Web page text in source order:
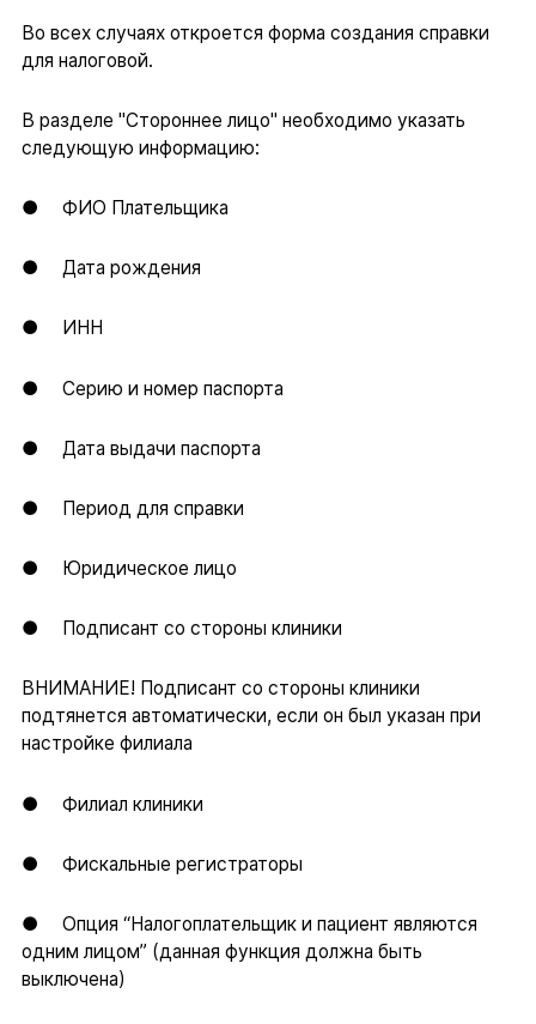
Во всех случаях откроется форма создания справки
для налоговой.
В разделе "Стороннее лицо" необходимо указать
следующую информацию:
● ФИО Плательщика
● Дата рождения
● ИНН
● Серию и номер паспорта
● Дата выдачи паспорта
● Период для справки
● Юридическое лицо
● Подписант со стороны клиники
ВНИМАНИЕ! Подписант со стороны клиники
подтянется автоматически, если он был указан при
настройке филиала
● Филиал клиники
● Фискальные регистраторы
● Опция “Налогоплательщик и пациент являются
одним лицом” (данная функция должна быть
выключена)